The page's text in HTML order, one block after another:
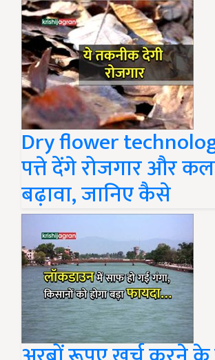
Dry flower
पत्ते देंगे रोजगार और
बढ़ावा, जानिए कैसे